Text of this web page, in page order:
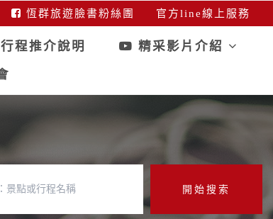
恆群旅遊臉書粉絲團 官方line線上服務
行程推介說明
精采影片介紹
開始搜索